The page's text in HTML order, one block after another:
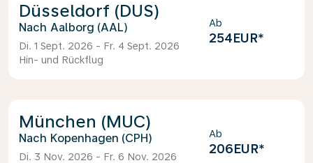
Düsseldorf (DUS)
Aalborg (AAL)
Di. 1 Sept. 2026 - Fr. 4 Sept. 2026
Hin- und Rückflug
Ab
254EUR*
München (MUC)
Kopenhagen (CPH)
Di. 3 Nov. 2026 - Fr. 6 Nov. 2026
Ab
206EUR*